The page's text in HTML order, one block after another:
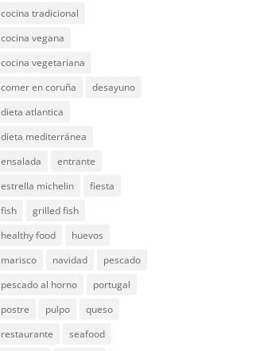
cocina tradicional
cocina vegana
cocina vegetariana
comer en coruña
desayuno
dieta atlantica
dieta mediterránea
ensalada
entrante
estrella michelin
fiesta
fish
grilled fish
healthy food
huevos
marisco
navidad
pescado
pescado al horno
portugal
postre
pulpo
queso
restaurante
seafood